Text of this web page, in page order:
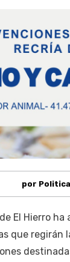
por
de El Hierro
que regirán